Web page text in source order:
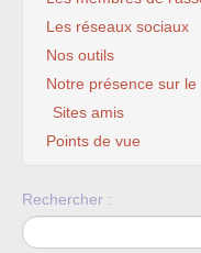
Les réseaux sociaux
Nos outils
Notre présence sur le
Sites amis
Points de vue
Rechercher :